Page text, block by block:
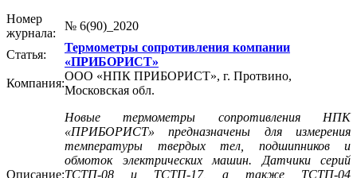
Номер
журнала:
№ 6(90)_2020
Статья:
Термометры сопротивления компании
«ПРИБОРИСТ»
Компания:
ООО «НПК ПРИБОРИСТ», г. Протвино,
Московская обл.
Описание:
Новые термометры сопротивления НПК
«ПРИБОРИСТ» предназначены для измерения
температуры твердых тел, подшипников и
обмоток электрических машин. Датчики серий
ТСТП‑08 и ТСТП‑17, а также ТСТП‑04